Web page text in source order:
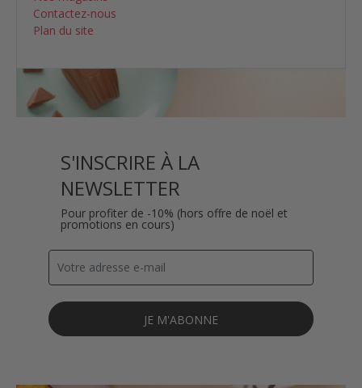
Contactez-nous
Plan du site
S'INSCRIRE À LA
NEWSLETTER
Pour profiter de -10% (hors offre de noël et
promotions en cours)
JE M'ABONNE